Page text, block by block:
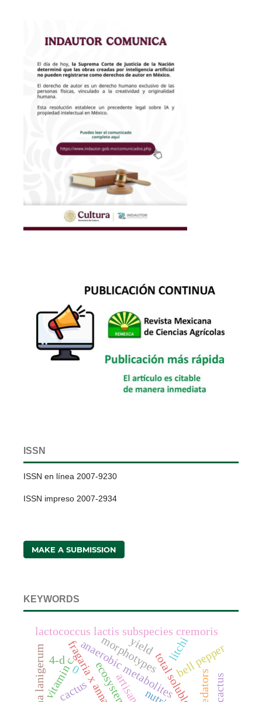
ISSN
ISSN en línea 2007-9230
ISSN impreso 2007-2934
MAKE A SUBMISSION
KEYWORDS
anaerobic metabolites
vitamin c bell pepper
lactococcus lactis subspecies cremoris
predators
morphotypes litchi
cactus
0
4-d
yield